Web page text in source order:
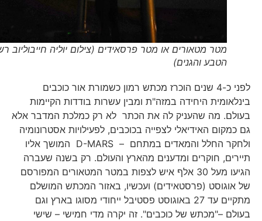
מטר מטאורים או מטר פרסאידים (צילום יוליה חייבוליוב רשות
הטבע והגנים)
לפני כ-4 שנים הוכרז מכתש רמון כשמורת אור כוכבים
בינלאומית היחידה במזה"ת ומבין עשרות בודדות הקיימות
בעולם. מה שהעניק לה את הכתר לא רק כמלכת המדבר אלא
גם כמקום האידיאלי לצפייה בכוכבים, לפעילויות אסטרונומיה
ולחקר החלל והמאדים במתחם – D-MARS המושך אליו
תיירים, חוקרים ומדענים מהארץ והעולם. רק בשנה שעברה
הגיעו מעל 30 אלף איש לצפות במטר המטאורים המפורסם
של אוגוסט (פרסטאידים) ועכשיו, באזור המכתש המושלם
מתקיים עד 27 באוגוסט פסטיבל ייחודי מסוגו בארץ וגם
בעולם –"מכתש של כוכבים". זה יקרה מדי חמישי – שישי